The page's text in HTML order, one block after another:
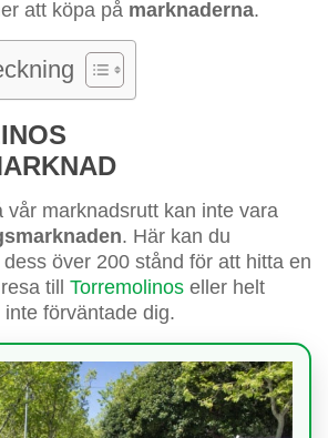
att köpa på marknaderna.
vår marknadsrutt kan inte vara
. Här kan du
över 200 stånd för att hitta en
till Torremolinos eller helt
förväntade dig.